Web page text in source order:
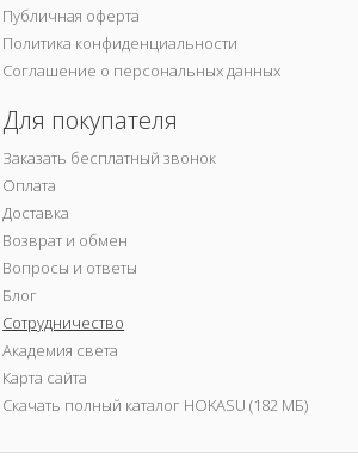
Публичная оферта
Политика конфиденциальности
Соглашение о персональных данных
Для покупателя
Заказать бесплатный звонок
Оплата
Доставка
Возврат и обмен
Вопросы и ответы
Блог
Сотрудничество
Академия света
Карта сайта
Скачать полный каталог HOKASU (182 МБ)